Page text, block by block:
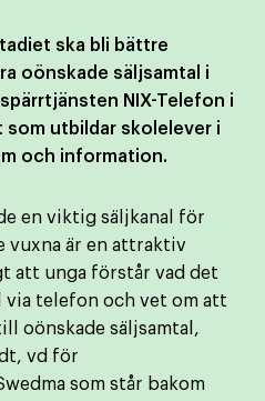
ska bli bättre
oönskade säljsamtal i
NIX-Telefon i
som utbildar skolelever i
och information.
en viktig säljkanal för
vuxna är en attraktiv
att unga förstår vad det
telefon och vet om att
oönskade säljsamtal,
vd för
som står bakom